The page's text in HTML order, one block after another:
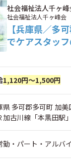
社会福祉法人千ヶ
社会福祉法人千ヶ峰会
【兵庫県／多
でケアスタッ
1,120円～1,500円
県 多可郡多可町 加
加古川線「本黒田駅
勤・パート・アルバ